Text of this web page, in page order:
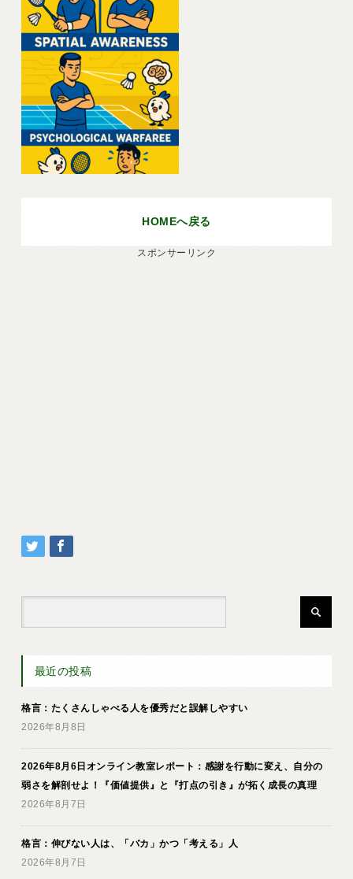
HOMEへ戻る
スポンサーリンク
最近の投稿
格言：たくさんしゃべる人を優秀だと誤解しやすい
2026年8月8日
2026年8月6日オンライン教室レポート：感謝を行動に変え、自分の
弱さを解剖せよ！『価値提供』と『打点の引き』が拓く成長の真理
2026年8月7日
格言：伸びない人は、「バカ」かつ「考える」人
2026年8月7日